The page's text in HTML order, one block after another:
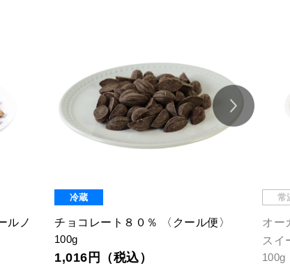
ルノ
冷蔵
チョコレート８０％ 〈クール便〉
100g
1,016円（税込）
常
オー
スイ
100g